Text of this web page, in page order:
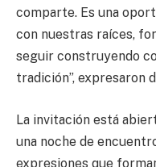
comparte. Es una
con nuestras raíces,
seguir construyendo
tradición”, expresaron
La invitación está
una noche de
expresiones que